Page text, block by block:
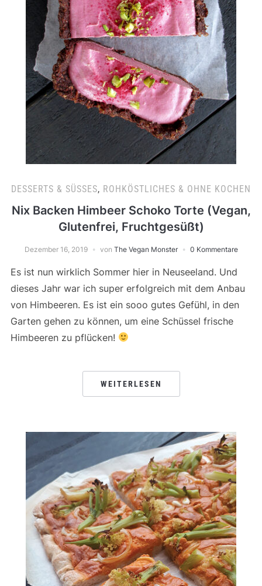
DESSERTS & SÜSSES , ROHKÖSTLICHES & OHNE KOCHEN
Nix Backen Himbeer Schoko Torte (Vegan,
Glutenfrei, Fruchtgesüßt)
Dezember 16, 2019 von The Vegan Monster 0 Kommentare
Es ist nun wirklich Sommer hier in Neuseeland. Und
dieses Jahr war ich super erfolgreich mit dem Anbau
von Himbeeren. Es ist ein sooo gutes Gefühl, in den
Garten gehen zu können, um eine Schüssel frische
Himbeeren zu pflücken!
WEITERLESEN